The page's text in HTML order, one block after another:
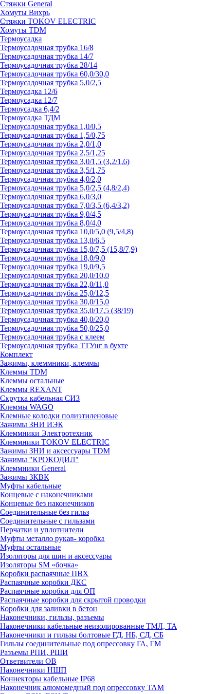
Стяжки General
Хомуты Вихрь
Стяжки TOKOV ELECTRIC
Хомуты TDM
Термоусадка
Термоусадочная трубка 16/8
Термоусадочная трубка 14/7
Термоусадочная трубка 28/14
Термоусадочная трубка 60,0/30,0
Термоусадочная трубка 5,0/2,5
Термоусадка 12/6
Термоусадка 12/7
Термоусадка 6,4/2
Термоусадка ТДМ
Термоусадочная трубка 1,0/0,5
Термоусадочная трубка 1,5/0,75
Термоусадочная трубка 2,0/1,0
Термоусадочная трубка 2,5/1,25
Термоусадочная трубка 3,0/1,5 (3,2/1,6)
Термоусадочная трубка 3,5/1,75
Термоусадочная трубка 4,0/2,0
Термоусадочная трубка 5,0/2,5 (4,8/2,4)
Термоусадочная трубка 6,0/3,0
Термоусадочная трубка 7,0/3,5 (6,4/3,2)
Термоусадочная трубка 9,0/4,5
Термоусадочная трубка 8,0/4,0
Термоусадочная трубка 10,0/5,0 (9,5/4,8)
Термоусадочная трубка 13,0/6,5
Термоусадочная трубка 15,0/7,5 (15,8/7,9)
Термоусадочная трубка 18,0/9,0
Термоусадочная трубка 19,0/9,5
Термоусадочная трубка 20,0/10,0
Термоусадочная трубка 22,0/11,0
Термоусадочная трубка 25,0/12,5
Термоусадочная трубка 30,0/15,0
Термоусадочная трубка 35,0/17,5 (38/19)
Термоусадочная трубка 40,0/20,0
Термоусадочная трубка 50,0/25,0
Термоусадочная трубка с клеем
Термоусадочная трубка ТТУнг в бухте
Комплект
Зажимы, клеммники, клеммы
Клеммы TDM
Клеммы остальные
Клеммы REXANT
Скрутка кабельная СИЗ
Клеммы WAGO
Клемные колодки полиэтиленовые
Зажимы ЗНИ ИЭК
Клеммники Электротехник
Клеммники TOKOV ELECTRIC
Зажимы ЗНИ и аксессуары TDM
Зажимы "КРОКОДИЛ"
Клеммники General
Зажимы 3КВК
Муфты кабельные
Концевые с наконечниками
Концевые без наконечников
Соединительные без гильз
Соединительные с гильзами
Перчатки и уплотнители
Муфты металло рукав- коробка
Муфты остальные
Изоляторы для шин и аксессуары
Изоляторы SM «бочка»
Коробки распаячные ПВХ
Распаячные коробки ДКС
Распаячные коробки для ОП
Распаячные коробки для скрытой проводки
Коробки для заливки в бетон
Наконечники, гильзы, разъемы
Наконечники кабельные неизолированные ТМЛ, ТА
Наконечники и гильзы болтовые ГД, НБ, СД, СБ
Гильзы соединительные под опрессовку ГА, ГМ
Разъемы РПИ, РШИ
Ответвители ОВ
Наконечники НШП
Коннекторы кабельные IP68
Наконечник алюмомедный под опрессовку ТАМ